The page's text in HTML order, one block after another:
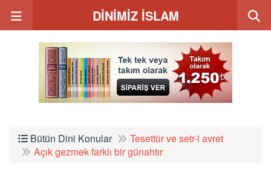
DİNİMİZ İSLAM
Bütün Dini Konular
Tesettür ve setr-i avret
Açık gezmek farklı bir günahtır